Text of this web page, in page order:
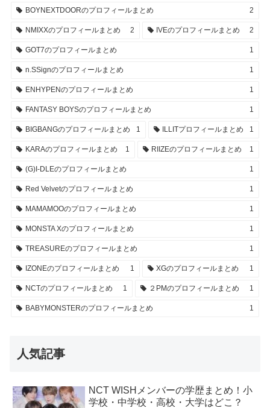
BOYNEXTDOORのプロフィールまとめ 2
NMIXXのプロフィールまとめ 2 IVEのプロフィールまとめ 2
GOT7のプロフィールまとめ 1
n.SSignのプロフィールまとめ 1
ENHYPENのプロフィールまとめ 1
FANTASY BOYSのプロフィールまとめ 1
BIGBANGのプロフィールまとめ 1 ILLITプロフィールまとめ 1
KARAのプロフィールまとめ 1 RIIZEのプロフィールまとめ 1
(G)I-DLEのプロフィールまとめ 1
Red Velvetのプロフィールまとめ 1
MAMAMOOのプロフィールまとめ 1
MONSTA Xのプロフィールまとめ 1
TREASUREのプロフィールまとめ 1
IZONEのプロフィールまとめ 1 XGのプロフィールまとめ 1
NCTのプロフィールまとめ 1 ２PMのプロフィールまとめ 1
BABYMONSTERのプロフィールまとめ 1
人気記事
NCT WISHメンバーの学歴まとめ！小
学校・中学校・高校・大学はどこ？